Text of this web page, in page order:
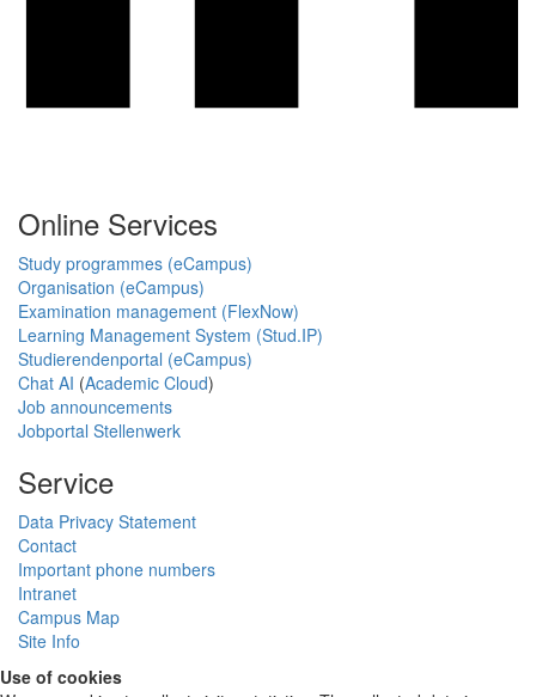
Online Services
Study programmes (eCampus)
Organisation (eCampus)
Examination management (FlexNow)
Learning Management System (Stud.IP)
Studierendenportal (eCampus)
Chat AI (Academic Cloud)
Job announcements
Jobportal Stellenwerk
Service
Data Privacy Statement
Contact
Important phone numbers
Intranet
Campus Map
Site Info
Use of cookies